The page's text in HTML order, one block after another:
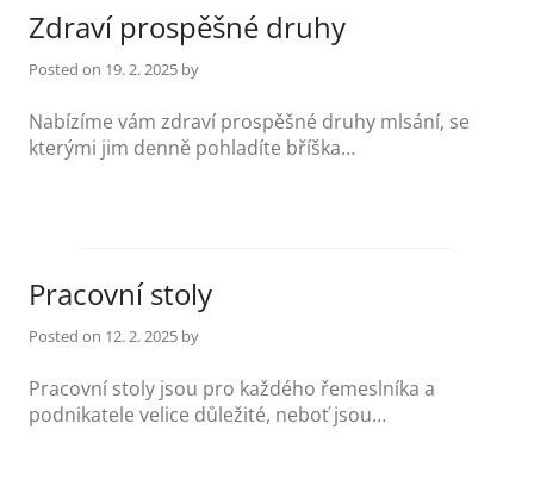
Zdraví prospěšné druhy
Posted on 19. 2. 2025 by
Nabízíme vám zdraví prospěšné druhy mlsání, se
kterými jim denně pohladíte bříška…
Pracovní stoly
Posted on 12. 2. 2025 by
Pracovní stoly jsou pro každého řemeslníka a
podnikatele velice důležité, neboť jsou…